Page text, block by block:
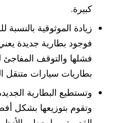
كبيرة.
زيادة الموثوقية بالنسبة
فوجود بطارية جديدة
فشلها والتوقف المفاجئ
بطاريات سيارات متنقل
وتستطيع البطارية
وتقوم بتوزيعها بشكل